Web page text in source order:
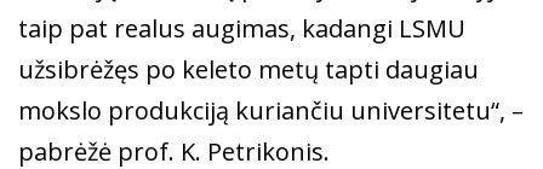
taip pat realus augimas, kadangi LSMU
užsibrėžęs po keleto metų tapti daugiau
mokslo produkciją kuriančiu universitetu“, –
pabrėžė prof. K. Petrikonis.